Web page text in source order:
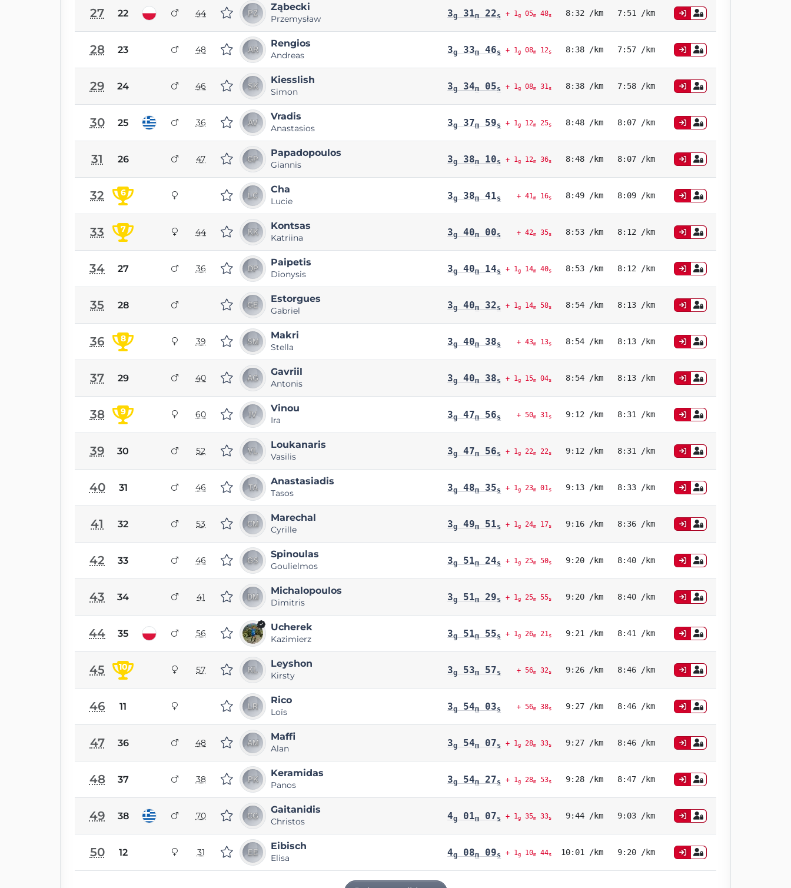
27 22 44
Ząbecki
Przemysław 3g 31m 22s + 1g05m48s 8:32 /km 7:51 /km
28 23 48
Rengios
Andreas 3g 33m 46s + 1g08m12s 8:38 /km 7:57 /km
29 24 46
Kiesslish
Simon 3g 34m 05s + 1g08m31s 8:38 /km 7:58 /km
30 25 36
Vradis
Anastasios 3g 37m 59s + 1g12m25s 8:48 /km 8:07 /km
31 26 47
Papadopoulos
Giannis 3g 38m 10s + 1g12m36s 8:48 /km 8:07 /km
32 6 Cha
Lucie 3g 38m 41s + 41m16s 8:49 /km 8:09 /km
33 7 44
Kontsas
Katriina 3g 40m 00s + 42m35s 8:53 /km 8:12 /km
34 27 36
Paipetis
Dionysis 3g 40m 14s + 1g14m40s 8:53 /km 8:12 /km
35 28
Estorgues
Gabriel 3g 40m 32s + 1g14m58s 8:54 /km 8:13 /km
36 8 39
Makri
Stella 3g 40m 38s + 43m13s 8:54 /km 8:13 /km
37 29 40
Gavriil
Antonis 3g 40m 38s + 1g15m04s 8:54 /km 8:13 /km
38 9 60
Vinou
Ira 3g 47m 56s + 50m31s 9:12 /km 8:31 /km
39 30 52
Loukanaris
Vasilis 3g 47m 56s + 1g22m22s 9:12 /km 8:31 /km
40 31 46
Anastasiadis
Tasos 3g 48m 35s + 1g23m01s 9:13 /km 8:33 /km
41 32 53
Marechal
Cyrille 3g 49m 51s + 1g24m17s 9:16 /km 8:36 /km
42 33 46
Spinoulas
Goulielmos 3g 51m 24s + 1g25m50s 9:20 /km 8:40 /km
43 34 41
Michalopoulos
Dimitris 3g 51m 29s + 1g25m55s 9:20 /km 8:40 /km
44 35 56
Ucherek
Kazimierz 3g 51m 55s + 1g26m21s 9:21 /km 8:41 /km
45 10 57
Leyshon
Kirsty 3g 53m 57s + 56m32s 9:26 /km 8:46 /km
46 11
Rico
Loïs 3g 54m 03s + 56m38s 9:27 /km 8:46 /km
47 36 48
Maffi
Alan 3g 54m 07s + 1g28m33s 9:27 /km 8:46 /km
48 37 38
Keramidas
Panos 3g 54m 27s + 1g28m53s 9:28 /km 8:47 /km
49 38 70
Gaitanidis
Christos 4g 01m 07s + 1g35m33s 9:44 /km 9:03 /km
50 12 31
Eibisch
Elisa 4g 08m 09s + 1g10m44s 10:01 /km 9:20 /km